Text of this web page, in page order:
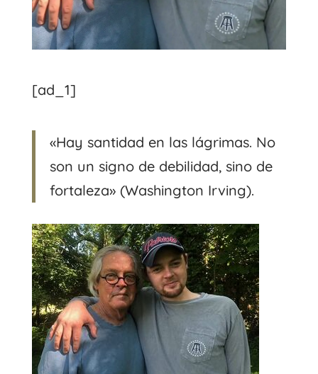
[ad_1]
«Hay santidad en las lágrimas. No
son un signo de debilidad, sino de
fortaleza» (Washington Irving).